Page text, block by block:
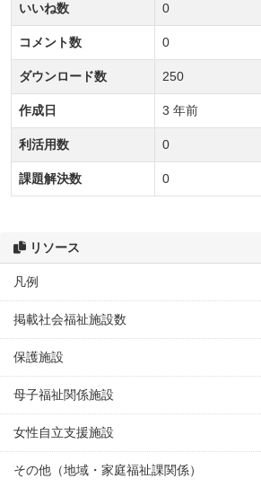
リソース
凡例
掲載社会福祉施設数
保護施設
母子福祉関係施設
女性自立支援施設
その他（地域・家庭福祉課関係）
いいね数 0
コメント数 0
ダウンロード数 250
作成日 3 年前
利活用数 0
課題解決数 0